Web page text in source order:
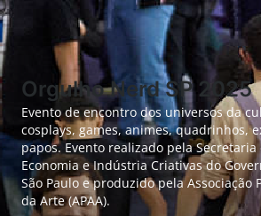
Orgulho Nerd SP 2025
Evento de encontro dos universos da
cosplays, games, animes, quadrinhos,
papos. Evento realizado pela
Economia e Indústria Criativas do
São Paulo e produzido pela Associação
da Arte (APAA).